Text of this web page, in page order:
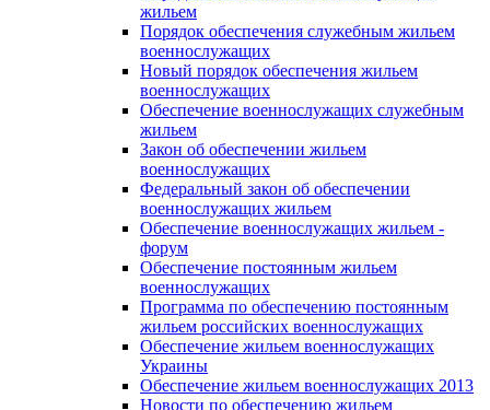
жильем
Порядок обеспечения служебным жильем
военнослужащих
Новый порядок обеспечения жильем
военнослужащих
Обеспечение военнослужащих служебным
жильем
Закон об обеспечении жильем
военнослужащих
Федеральный закон об обеспечении
военнослужащих жильем
Обеспечение военнослужащих жильем -
форум
Обеспечение постоянным жильем
военнослужащих
Программа по обеспечению постоянным
жильем российских военнослужащих
Обеспечение жильем военнослужащих
Украины
Обеспечение жильем военнослужащих 2013
Новости по обеспечению жильем